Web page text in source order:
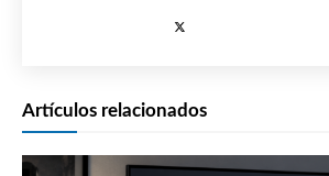
Artículos relacionados